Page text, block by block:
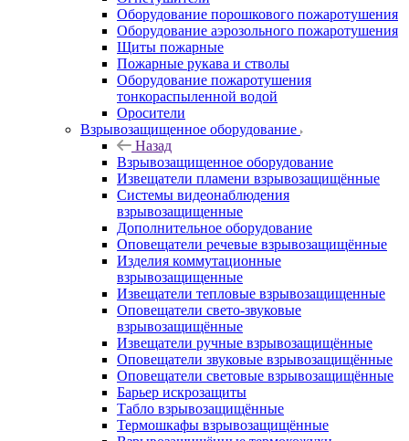
Оборудование порошкового пожаротушения
Оборудование аэрозольного пожаротушения
Щиты пожарные
Пожарные рукава и стволы
Оборудование пожаротушения
тонкораспыленной водой
Оросители
Взрывозащищенное оборудование
Назад
Взрывозащищенное оборудование
Извещатели пламени взрывозащищённые
Системы видеонаблюдения
взрывозащищенные
Дополнительное оборудование
Оповещатели речевые взрывозащищённые
Изделия коммутационные
взрывозащищенные
Извещатели тепловые взрывозащищенные
Оповещатели свето-звуковые
взрывозащищённые
Извещатели ручные взрывозащищённые
Оповещатели звуковые взрывозащищённые
Оповещатели световые взрывозащищённые
Барьер искрозащиты
Табло взрывозащищённые
Термошкафы взрывозащищённые